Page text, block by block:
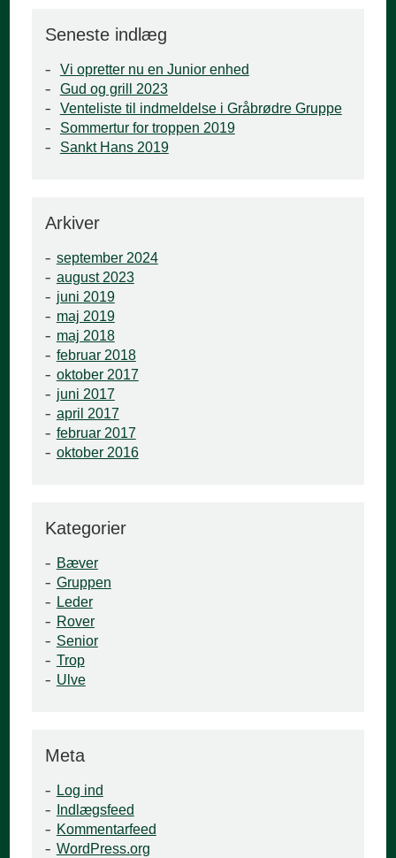
Seneste indlæg
Vi opretter nu en Junior enhed
Gud og grill 2023
Venteliste til indmeldelse i Gråbrødre Gruppe
Sommertur for troppen 2019
Sankt Hans 2019
Arkiver
september 2024
august 2023
juni 2019
maj 2019
maj 2018
februar 2018
oktober 2017
juni 2017
april 2017
februar 2017
oktober 2016
Kategorier
Bæver
Gruppen
Leder
Rover
Senior
Trop
Ulve
Meta
Log ind
Indlægsfeed
Kommentarfeed
WordPress.org